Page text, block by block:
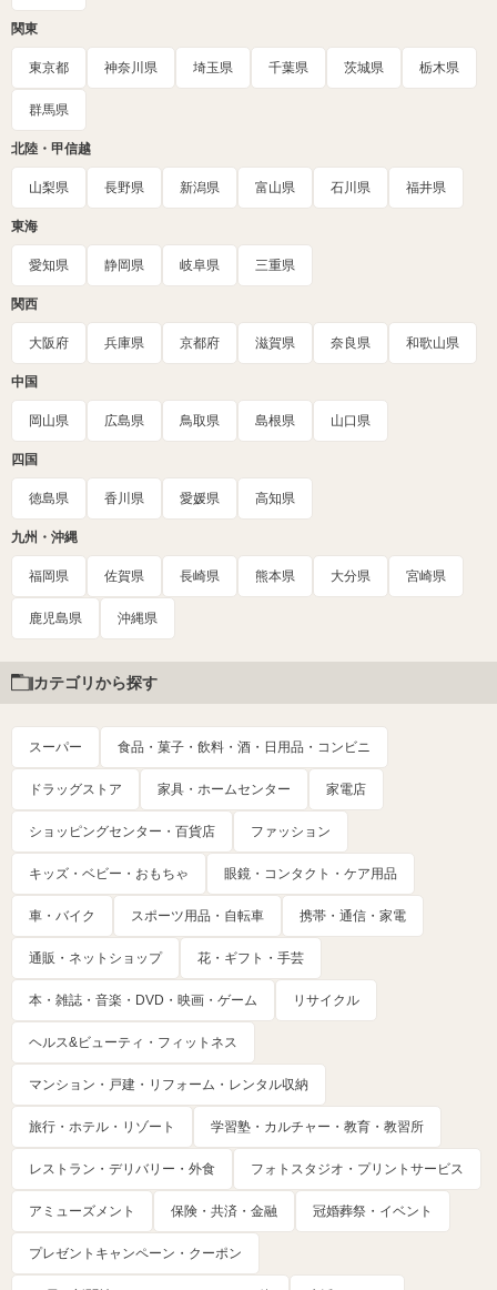
関東
東京都 神奈川県 埼玉県 千葉県 茨城県 栃木県
群馬県
北陸・甲信越
山梨県 長野県 新潟県 富山県 石川県 福井県
東海
愛知県 静岡県 岐阜県 三重県
関西
大阪府 兵庫県 京都府 滋賀県 奈良県 和歌山県
中国
岡山県 広島県 鳥取県 島根県 山口県
四国
徳島県 香川県 愛媛県 高知県
九州・沖縄
福岡県 佐賀県 長崎県 熊本県 大分県 宮崎県
鹿児島県 沖縄県
カテゴリから探す
スーパー 食品・菓子・飲料・酒・日用品・コンビニ
ドラッグストア 家具・ホームセンター 家電店
ショッピングセンター・百貨店 ファッション
キッズ・ベビー・おもちゃ 眼鏡・コンタクト・ケア用品
車・バイク スポーツ用品・自転車 携帯・通信・家電
通販・ネットショップ 花・ギフト・手芸
本・雑誌・音楽・DVD・映画・ゲーム リサイクル
ヘルス&ビューティ・フィットネス
マンション・戸建・リフォーム・レンタル収納
旅行・ホテル・リゾート 学習塾・カルチャー・教育・教習所
レストラン・デリバリー・外食 フォトスタジオ・プリントサービス
アミューズメント 保険・共済・金融 冠婚葬祭・イベント
プレゼントキャンペーン・クーポン